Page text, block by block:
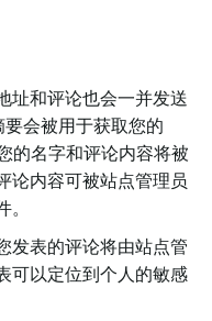
址和评论也会一并发送
会被用于获取您的
的名字和评论内容将被
论内容可被站点管理员
。
发表的评论将由站点管
可以定位到个人的敏感